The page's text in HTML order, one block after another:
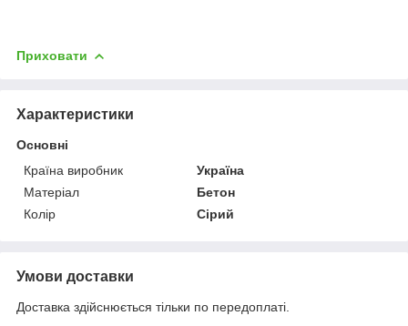
Приховати
Характеристики
Основні
Країна виробник
Україна
Матеріал
Бетон
Колір
Сірий
Умови доставки
Доставка здійснюється тільки по передоплаті.